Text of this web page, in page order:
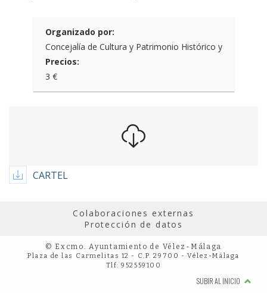
Organizado por:
Concejalía de Cultura y Patrimonio Histórico y
Precios:
3 €
CARTEL
Colaboraciones externas
Protección de datos
© Excmo. Ayuntamiento de Vélez-Málaga
Plaza de las Carmelitas 12 - C.P. 29700 - Vélez-Málaga
Tlf: 952559100
SUBIR AL INICIO